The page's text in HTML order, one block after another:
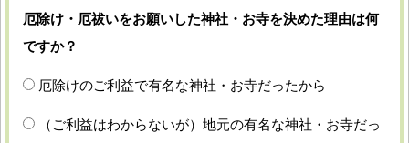
厄除け・厄祓いをお願いした神社・お寺を決めた理由は何
ですか？
厄除けのご利益で有名な神社・お寺だったから
（ご利益はわからないが）地元の有名な神社・お寺だっ